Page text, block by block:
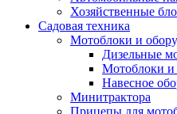
Хозяйственные
Садовая техника
Мотоблоки и
Дизельные
Мотоблоки и
Навесное
Минитрактора
Прицепы для